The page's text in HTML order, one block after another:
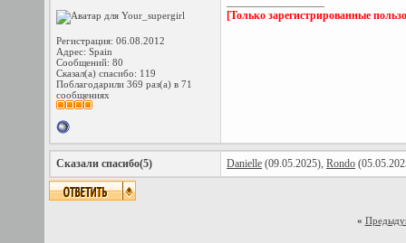
Регистрация: 06.08.2012
Адрес: Spain
Сообщений: 80
Сказал(а) спасибо: 119
Поблагодарили 369 раз(а) в 71
сообщениях
[Только зарегистрированные
Сказали спасибо(5) Danielle (09.05.2025), Rondo
«